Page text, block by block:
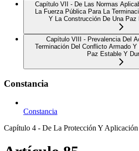
Capítulo VII - De Las Normas
La Fuerza Pública Para La
Y La Construcción De Una Paz
Capítulo VIII - Prevalencia Del
Terminación Del Conflicto Armado
Paz Estable Y
Constancia
Constancia
Capítulo 4 - De La Protección Y